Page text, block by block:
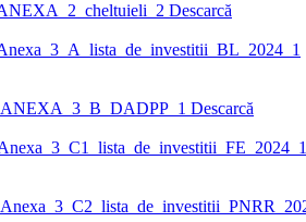
Descarcă
Descarcă